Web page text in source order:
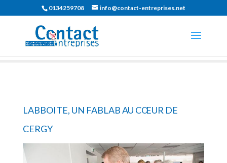
0134259708 info@contact-entreprises.net
LABBOITE, UN FABLAB AU CŒUR DE
CERGY